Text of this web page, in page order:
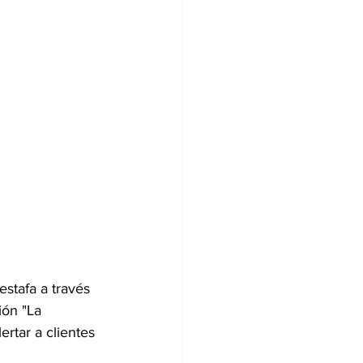
a través
"La
a clientes